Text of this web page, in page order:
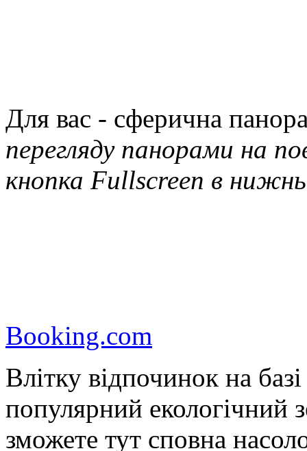
Для вас - сферична
перегляду панорами на
кнопка Fullscreen в
Booking.com
Влітку відпочинок на
популярний екологічний
зможете тут сповна